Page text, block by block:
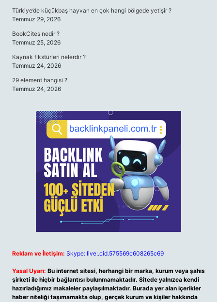
Türkiye’de küçükbaş hayvan en çok hangi bölgede yetişir ?
Temmuz 29, 2026
BookCites nedir ?
Temmuz 25, 2026
Kaynak fikstürleri nelerdir ?
Temmuz 24, 2026
29 element hangisi ?
Temmuz 24, 2026
Reklam ve İletişim: Skype: live:.cid.575569c608265c69
Yasal Uyarı: Bu internet sitesi, herhangi bir marka, kurum veya şahıs
şirketi ile hiçbir bağlantısı bulunmamaktadır. Sitede yalnızca kendi
hazırladığımız makaleler paylaşılmaktadır. Burada yer alan içerikler
haber niteliği taşımamakta olup, gerçek kurum ve kişiler hakkında